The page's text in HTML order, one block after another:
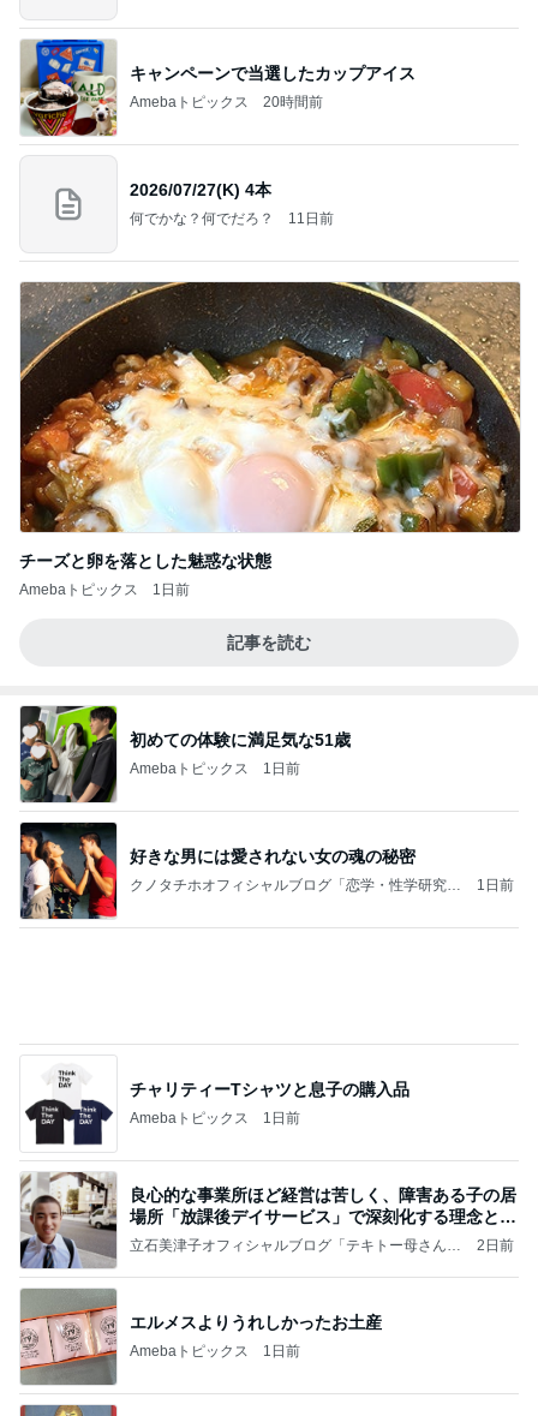
キャンペーンで当選したカップアイス
Amebaトピックス 20時間前
2026/07/27(K) 4本
何でかな？何でだろ？ 11日前
チーズと卵を落とした魅惑な状態
Amebaトピックス 1日前
記事を読む
初めての体験に満足気な51歳
Amebaトピックス 1日前
好きな男には愛されない女の魂の秘密
クノタチホオフィシャルブログ「恋学・性学研究
1日前
チャリティーTシャツと息子の購入品
Amebaトピックス 1日前
良心的な事業所ほど経営は苦しく、障害ある子の居
場所「放課後デイサービス」で深刻化する理念と現
実の
立石美津子オフィシャルブログ「テキトー母さんの
2日前
エルメスよりうれしかったお土産
Amebaトピックス 1日前